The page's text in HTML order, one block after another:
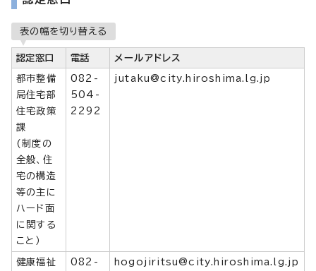
表の幅を切り替える
認定窓口 電話 メールアドレス
都市整備
局住宅部
住宅政策
課
(制度の
全般、住
宅の構造
等の主に
ハード面
に関する
こと）
082-
504-
2292
jutaku@city.hiroshima.lg.jp
健康福祉
082-
hogojiritsu@city.hiroshima.lg.jp